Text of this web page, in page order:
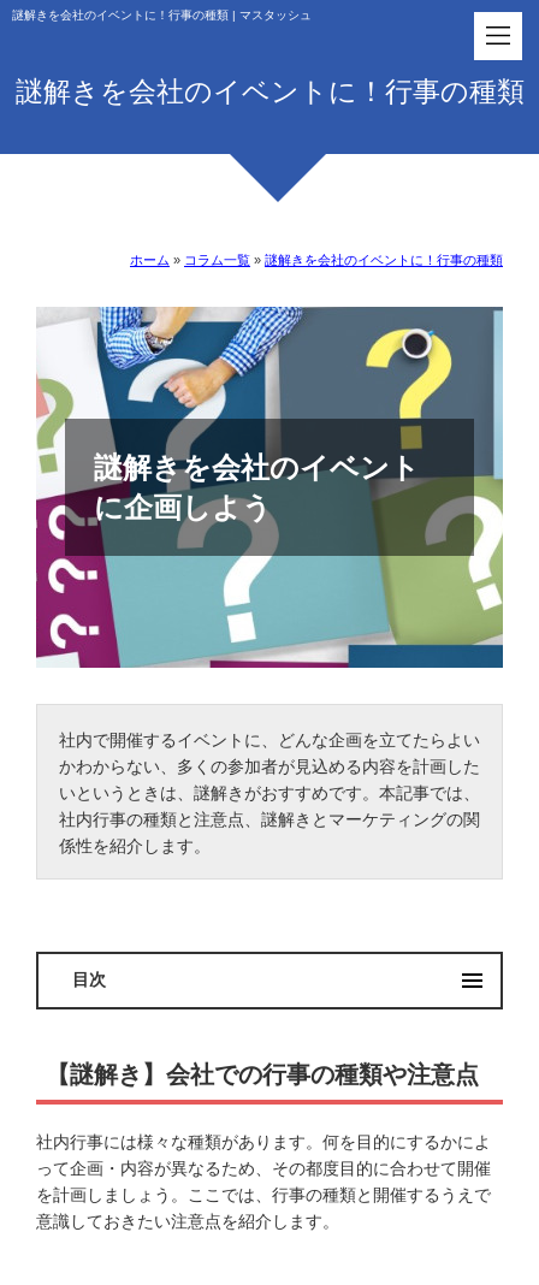
謎解きを会社のイベントに！行事の種類 | マスタッシュ
謎解きを会社のイベントに！行事の種類
ホーム » コラム一覧 » 謎解きを会社のイベントに！行事の種類
謎解きを会社のイベント
に企画しよう
社内で開催するイベントに、どんな企画を立てたらよい
かわからない、多くの参加者が見込める内容を計画した
いというときは、謎解きがおすすめです。本記事では、
社内行事の種類と注意点、謎解きとマーケティングの関
係性を紹介します。
目次
【謎解き】会社での行事の種類
【謎解き会社】謎解きとマーケティングの関係性に
ついて
【謎解き】会社での行事の種類や注意点
社内行事には様々な種類があります。何を目的にするかによ
って企画・内容が異なるため、その都度目的に合わせて開催
を計画しましょう。ここでは、行事の種類と開催するうえで
意識しておきたい注意点を紹介します。